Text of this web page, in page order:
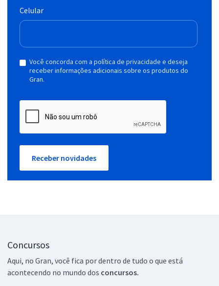
Celular
Você concorda com a política de privacidade e deseja
receber informações adicionais sobre os produtos do
Gran.
Receber novidades
Concursos
Aqui, no Gran, você fica por dentro de tudo o que está
acontecendo no mundo dos concursos.